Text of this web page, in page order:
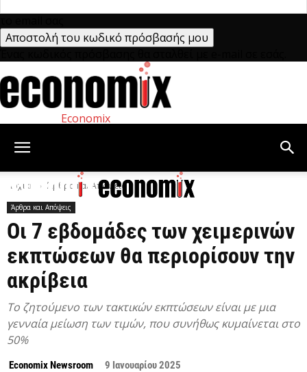
Economix
Αρχική Άρθρα και Απόψεις
Άρθρα και Απόψεις
Οι 7 εβδομάδες των χειμερινών
εκπτώσεων θα περιορίσουν την
ακρίβεια
Το ζητούμενο των τακτικών εκπτώσεων είναι με μια
γενναία μείωση των τιμών, που συνήθως κυμαίνεται στο
50%
Economix Newsroom 9 Ιανουαρίου 2025